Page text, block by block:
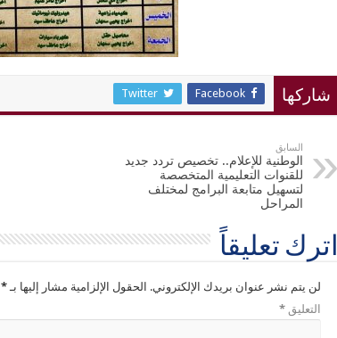
شاركها Facebook
Twitter
السابق
الوطنية للإعلام.. تخصيص تردد جديد
للقنوات التعليمية المتخصصة
لتسهيل متابعة البرامج لمختلف
المراحل
اترك تعليقاً
لن يتم نشر عنوان بريدك الإلكتروني. الحقول الإلزامية مشار إليها بـ*
التعليق*